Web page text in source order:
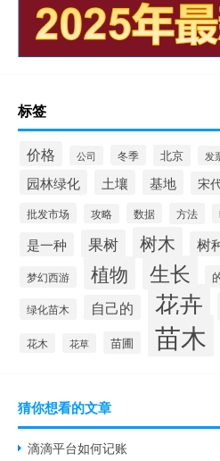
标签
价格 公司 冬季 北京 发
园林绿化 土壤 基地 宋
批发市场 攻略 数据 方法
是一种 果树 树木 树
梦幻西游
植物 生长
绿化苗木 自己的 花卉
花木 花草 苗圃 苗木
猜你想看的文章
滴滴平台如何记账